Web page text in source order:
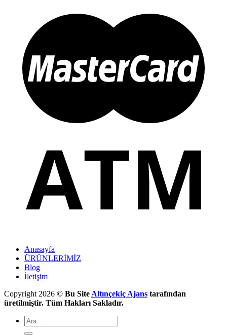
Anasayfa
ÜRÜNLERİMİZ
Blog
İletişim
Copyright 2026 © Bu Site Altınçekiç Ajans tarafından
üretilmiştir. Tüm Hakları Sakladır.